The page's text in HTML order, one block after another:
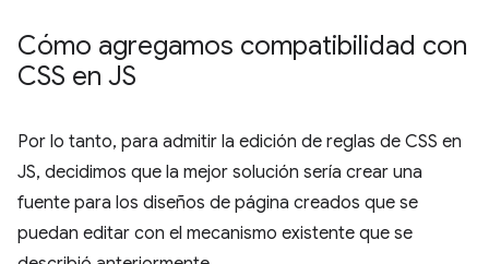
Cómo agregamos compatibilidad con
CSS en JS
Por lo tanto, para admitir la edición de reglas de CSS en
JS, decidimos que la mejor solución sería crear una
fuente para los diseños de página creados que se
puedan editar con el mecanismo existente que se